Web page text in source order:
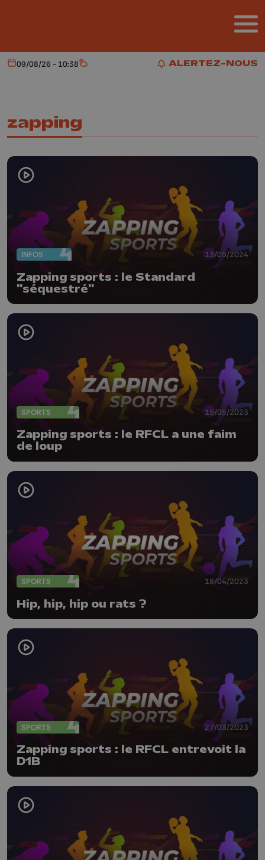
ALERTEZ-NOUS
ALERTEZ-NOUS
Aujourd'hui
09/08/26 - 10:38 Météo
zapping
INFOS 13/05/2024
Zapping sports : le Standard
"séquestré"
SPORTS 15/05/2023
Zapping sports : le RFCL a une faim
de loup
SPORTS 18/04/2023
Hip, hip, hip ou rats ?
SPORTS 27/03/2023
Zapping sports : le RFCL entrevoit la
D1B